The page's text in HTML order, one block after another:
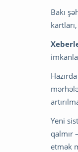
Bakı
Yeni
qalmır
etmək